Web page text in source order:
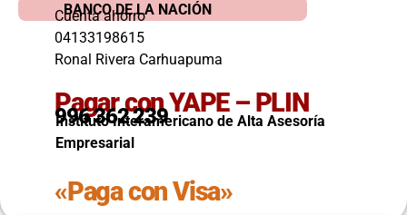
BANCO DE LA NACIÓN
Cuenta ahorro
04133198615
Ronal Rivera Carhuapuma
Pagar con YAPE – PLIN
996 362 239
Instituto Interamericano de Alta Asesoría
Empresarial
«Paga con Visa»